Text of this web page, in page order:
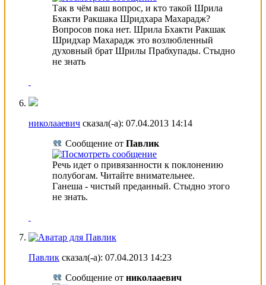
Так в чём ваш вопрос, и кто такой Шрила
Бхакти Ракшака Шридхара Махарадж?
Вопросов пока нет. Шрила Бхакти Ракшак
Шридхар Махарадж это возлюбленный
духовный брат Шрилы Прабхупады. Стыдно
не знать
николааевич сказал(-а): 07.04.2013 14:14
Сообщение от Павлик
Речь идет о привязанности к поклонению
полубогам. Читайте внимательнее.
Ганеша - чистый преданный. Стыдно этого
не знать.
Павлик сказал(-а): 07.04.2013 14:23
Сообщение от николааевич